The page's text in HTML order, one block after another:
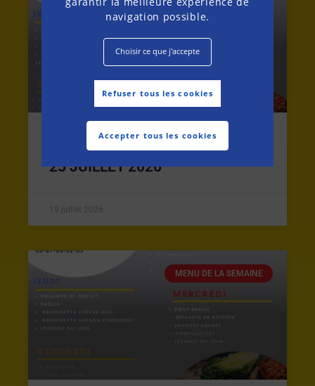
navigation possible.
Choisir ce que j'accepte
Refuser tous les cookies
Accepter tous les cookies
MENU DE LA SEMAINE
MENU DU LUNDI 20 AU SAMEDI
25 JUILLET 2026
19 juillet 2026
MENU DE LA SEMAINE